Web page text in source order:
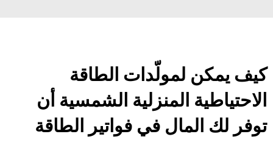
كيف يمكن لمولّدات الطاقة
الاحتياطية المنزلية الشمسية أن
توفر لك المال في فواتير الطاقة